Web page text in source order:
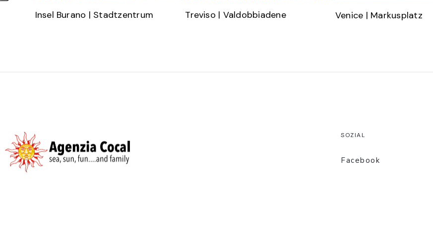
Insel Burano | Stadtzentrum Treviso | Valdobbiadene Venice | Markusplatz
SOZIAL
Facebook